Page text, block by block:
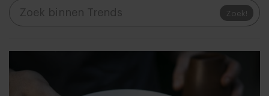
Zoek!